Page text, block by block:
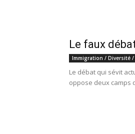
Le faux
Immigration / Diversité
Le débat qui sévit
oppose deux camps